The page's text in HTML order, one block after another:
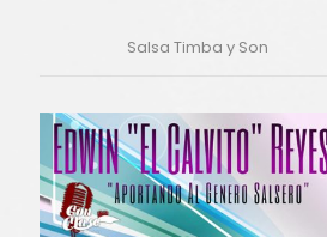
Salsa Timba y Son